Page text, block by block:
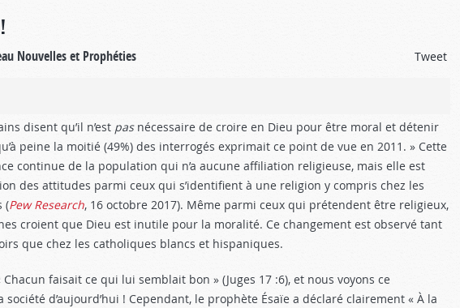
Nouvelles et Prophéties Tweet
disent qu’il n’est pasnécessaire de croire en Dieu pour être moral et détenir
peine la moitié (49%) des interrogés exprimait ce point de vue en 2011. » Cette
continue de la population qui n’a aucune affiliation religieuse, mais elle est
des attitudes parmi ceux qui s’identifient à une religion y compris chez les
(Pew Research, 16 octobre 2017). Même parmi ceux qui prétendent être religieux,
croient que Dieu est inutile pour la moralité. Ce changement est observé tant
que chez les catholiques blancs et hispaniques.
faisait ce qui lui semblait bon » (Juges 17 :6), et nous voyons ce
d’aujourd’hui ! Cependant, le prophète Ésaïe a déclaré clairement « À la